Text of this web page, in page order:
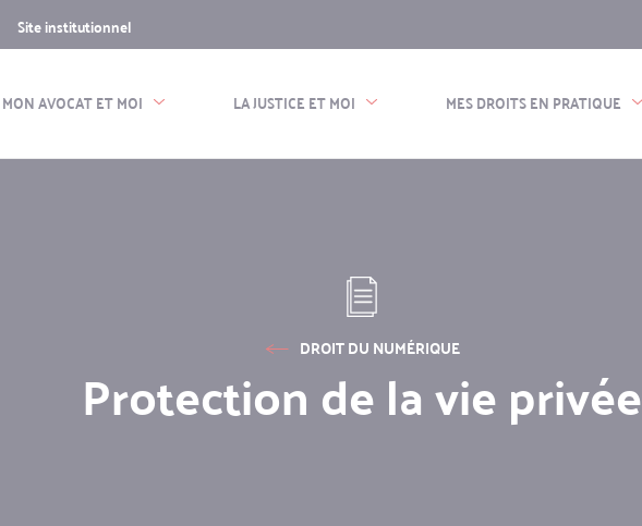
Site institutionnel
principale
MON AVOCAT ET MOI LA JUSTICE ET MOI MES DROITS EN PRATIQUE
DROIT DU NUMÉRIQUE
Protection de la vie privée